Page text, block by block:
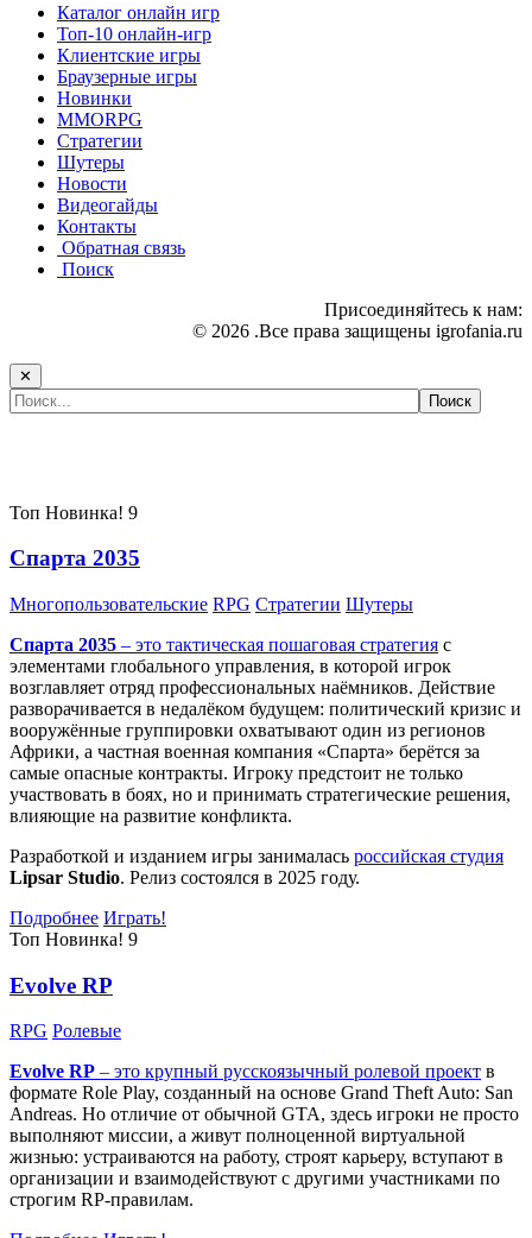
Каталог онлайн игр
Топ-10 онлайн-игр
Клиентские игры
Браузерные игры
Новинки
MMORPG
Стратегии
Шутеры
Новости
Видеогайды
Контакты
Обратная связь
Поиск
Присоединяйтесь к нам:
© 2026 .Все права защищены igrofania.ru
✕
Топ Новинка! 9
Спарта 2035
Многопользовательские RPG Стратегии Шутеры
Спарта 2035 – это тактическая пошаговая стратегия с
элементами глобального управления, в которой игрок
возглавляет отряд профессиональных наёмников. Действие
разворачивается в недалёком будущем: политический кризис и
вооружённые группировки охватывают один из регионов
Африки, а частная военная компания «Спарта» берётся за
самые опасные контракты. Игроку предстоит не только
участвовать в боях, но и принимать стратегические решения,
влияющие на развитие конфликта.
Разработкой и изданием игры занималась российская студия
Lipsar Studio. Релиз состоялся в 2025 году.
Подробнее Играть!
Топ Новинка! 9
Evolve RP
RPG Ролевые
Evolve RP – это крупный русскоязычный ролевой проект в
формате Role Play, созданный на основе Grand Theft Auto: San
Andreas. Но отличие от обычной GTA, здесь игроки не просто
выполняют миссии, а живут полноценной виртуальной
жизнью: устраиваются на работу, строят карьеру, вступают в
организации и взаимодействуют с другими участниками по
строгим RP-правилам.